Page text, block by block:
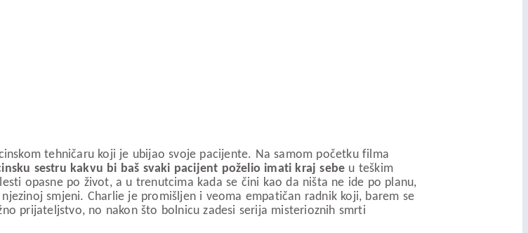
tehničaru koji je ubijao svoje pacijente. Na samom početku filma
sestru kakvu bi baš svaki pacijent poželio imati kraj sebe u teškim
opasne po život, a u trenutcima kada se čini kao da ništa ne ide po planu,
smjeni. Charlie je promišljen i veoma empatičan radnik koji, barem se
prijateljstvo, no nakon što bolnicu zadesi serija misterioznih smrti